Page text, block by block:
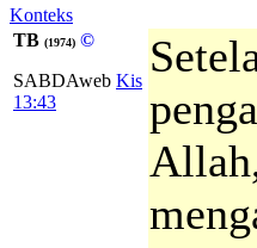
Konteks
TB (1974) ©
SABDAweb Kis
13:43